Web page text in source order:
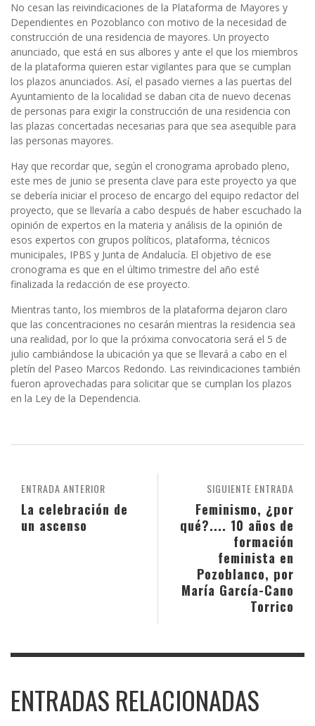
No cesan las reivindicaciones de la Plataforma de Mayores y
Dependientes en Pozoblanco con motivo de la necesidad de
construcción de una residencia de mayores. Un proyecto
anunciado, que está en sus albores y ante el que los miembros
de la plataforma quieren estar vigilantes para que se cumplan
los plazos anunciados. Así, el pasado viernes a las puertas del
Ayuntamiento de la localidad se daban cita de nuevo decenas
de personas para exigir la construcción de una residencia con
las plazas concertadas necesarias para que sea asequible para
las personas mayores.
Hay que recordar que, según el cronograma aprobado pleno,
este mes de junio se presenta clave para este proyecto ya que
se debería iniciar el proceso de encargo del equipo redactor del
proyecto, que se llevaría a cabo después de haber escuchado la
opinión de expertos en la materia y análisis de la opinión de
esos expertos con grupos políticos, plataforma, técnicos
municipales, IPBS y Junta de Andalucía. El objetivo de ese
cronograma es que en el último trimestre del año esté
finalizada la redacción de ese proyecto.
Mientras tanto, los miembros de la plataforma dejaron claro
que las concentraciones no cesarán mientras la residencia sea
una realidad, por lo que la próxima convocatoria será el 5 de
julio cambiándose la ubicación ya que se llevará a cabo en el
pletín del Paseo Marcos Redondo. Las reivindicaciones también
fueron aprovechadas para solicitar que se cumplan los plazos
en la Ley de la Dependencia.
SIGUIENTE ENTRADA
Feminismo, ¿por
qué?.... 10 años de
formación
feminista en
Pozoblanco, por
María García-Cano
Torrico
ENTRADA ANTERIOR
La celebración de
un ascenso
ENTRADAS RELACIONADAS